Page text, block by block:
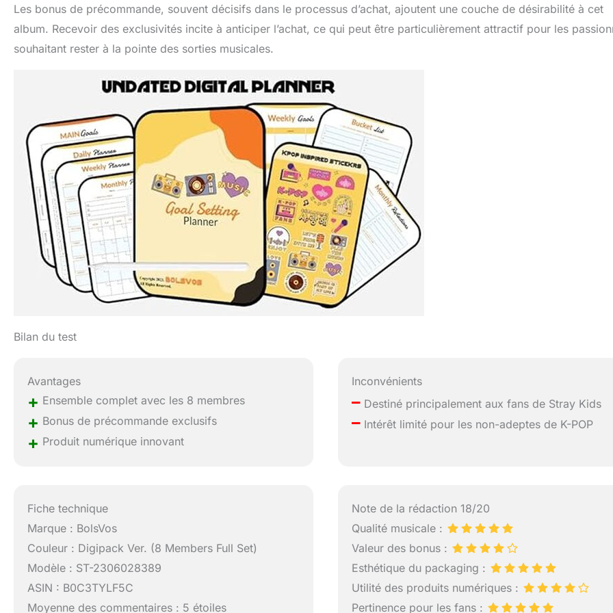
Les bonus de précommande, souvent décisifs dans le processus d’achat, ajoutent une couche de désirabilité à cet
album. Recevoir des exclusivités incite à anticiper l’achat, ce qui peut être particulièrement attractif pour les
souhaitant rester à la pointe des sorties musicales.
Bilan du test
Avantages
+ Ensemble complet avec les 8 membres
+ Bonus de précommande exclusifs
+ Produit numérique innovant
Inconvénients
– Destiné principalement aux fans de Stray Kids
– Intérêt limité pour les non-adeptes de K-POP
Fiche technique
Marque : BolsVos
Couleur : Digipack Ver. (8 Members Full Set)
Modèle : ST-2306028389
ASIN : B0C3TYLF5C
Moyenne des commentaires : 5 étoiles
Note de la rédaction 18/20
Qualité musicale :
Valeur des bonus :
Esthétique du packaging :
Utilité des produits numériques :
Pertinence pour les fans :